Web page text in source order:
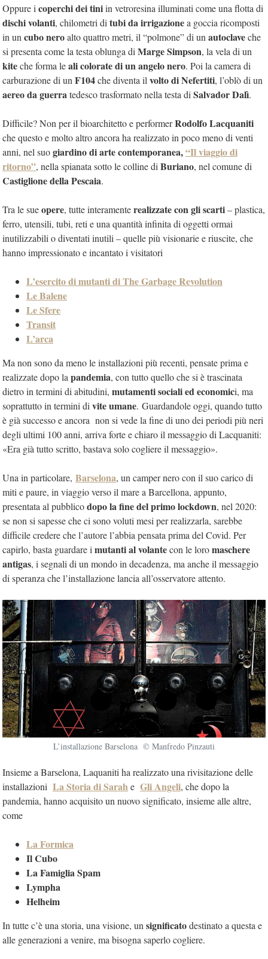
Oppure i coperchi dei tiniin vetroresina illuminati come una flotta di
dischi volanti, chilometri di tubi da irrigazionea goccia ricomposti
in un cubo neroalto quattro metri, il “polmone” di un autoclaveche
si presenta come la testa oblunga di Marge Simpson, la vela di un
kiteche forma leali colorate di un angelo nero. Poi la camera di
carburazione di un F104che diventa il volto di Nefertiti, l’oblò di un
aereo da guerratedesco trasformato nella testa di Salvador Dalì.
Difficile? Non per il bioarchitetto e performerRodolfo Lacquaniti
che questo e molto altro ancora ha realizzato in poco meno di venti
anni, nel suogiardino di arte contemporanea,“Il viaggio di
ritorno”, nella spianata sotto le colline di Buriano, nel comune di
Castiglione della Pescaia.
Tra le sueopere, tutte interamenterealizzate con gli scarti– plastica,
ferro, utensili, tubi, reti e una quantità infinita di oggetti ormai
inutilizzabili o diventati inutili – quelle più visionarie e riuscite, che
hanno impressionato e incantato i visitatori
L’esercito di mutanti di The Garbage Revolution
Le Balene
Le Sfere
Transit
L’arca
Ma non sono da meno le installazioni più recenti, pensate prima e
realizzate dopo la pandemia, con tutto quello che si è trascinata
dietro in termini di abitudini, mutamenti sociali ed economici, ma
soprattutto in termini di vite umane. Guardandole oggi, quando tutto
è già successo e ancora non si vede la fine di uno dei periodi più neri
degli ultimi 100 anni, arriva forte e chiaro il messaggio di Lacquaniti:
«Era già tutto scritto, bastava solo cogliere il messaggio».
Una in particolare, Barselona, un camper nero con il suo carico di
miti e paure, in viaggio verso il mare a Barcellona, appunto,
presentata al pubblicodopo la fine del primo lockdown, nel 2020:
se non si sapesse che ci sono voluti mesi per realizzarla, sarebbe
difficile credere che l’autore l’abbia pensata prima del Covid. Per
capirlo, basta guardare i mutanti al volantecon le loromaschere
antigas, i segnali di un mondo in decadenza, ma anche il messaggio
di speranza che l’installazione lancia all’osservatore attento.
L’installazione Barselona © Manfredo Pinzauti
Insieme a Barselona, Laquaniti ha realizzato una rivisitazione delle
installazioni La Storia di Sarahe Gli Angeli, chedopo la
pandemia, hanno acquisito un nuovo significato, insieme alle altre,
come
La Formica
Il Cubo
La Famiglia Spam
Lympha
Helheim
In tutte c’è una storia, una visione, unsignificatodestinato a questa e
alle generazioni a venire, ma bisogna saperlo cogliere.